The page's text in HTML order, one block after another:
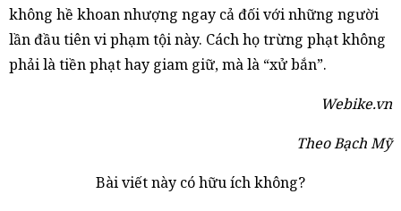
không hề khoan nhượng ngay cả đối với những người
lần đầu tiên vi phạm tội này. Cách họ trừng phạt không
phải là tiền phạt hay giam giữ, mà là “xử bắn”.
Webike.vn
Theo Bạch Mỹ
Bài viết này có hữu ích không?